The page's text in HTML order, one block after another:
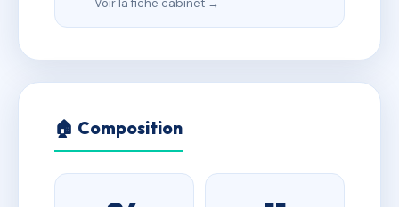
Voir la fiche cabinet →
🏠 Composition